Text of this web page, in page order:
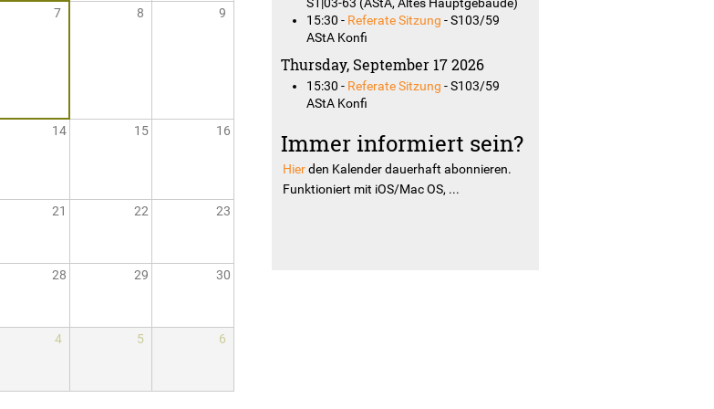
7 8 9
14 15 16
21 22 23
28 29 30
4 5 6
15:30 - Referate Sitzung -S103/59
AStA Konfi
Thursday, September 17 2026
15:30 - Referate Sitzung -S103/59
AStA Konfi
Immer informiert sein?
Hierden Kalender dauerhaft abonnieren.
Funktioniert mit iOS/Mac OS, ...